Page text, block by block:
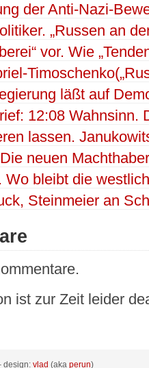
der Anti-Nazi-
„Russen an
vor. Wie
läßt auf
12:08
lassen.
neuen
bleibt die
Steinmeier an
ist zur Zeit leider
design: vlad (aka perun)